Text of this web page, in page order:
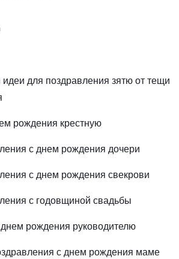
для поздравления зятю от тещи
рождения крестную
с днем рождения дочери
с днем рождения свекрови
с годовщиной свадьбы
рождения руководителю
с днем рождения маме